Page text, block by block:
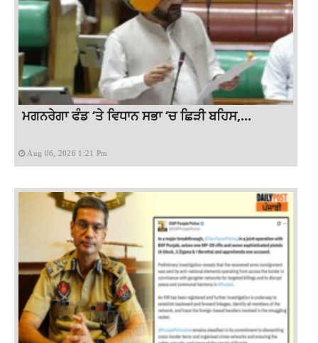
ਮਗਨਰੇਗਾ ਫੰਡ ‘ਤੇ ਵਿਧਾਨ ਸਭਾ ‘ਚ ਛਿੜੀ ਬਹਿਸ,...
Aug 06, 2026 1:21 Pm